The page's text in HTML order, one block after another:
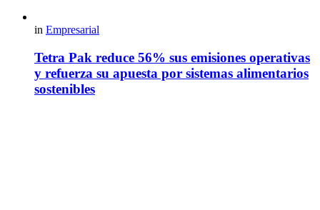
in Empresarial
Tetra Pak reduce 56% sus emisiones operativas
y refuerza su apuesta por sistemas alimentarios
sostenibles